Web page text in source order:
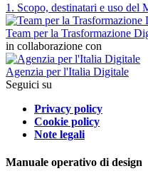
1. Scopo, destinatari e uso del
Team per la Trasformazione
in collaborazione con
Agenzia per l'Italia Digitale
Seguici su
Privacy policy
Cookie policy
Note legali
Manuale operativo di design